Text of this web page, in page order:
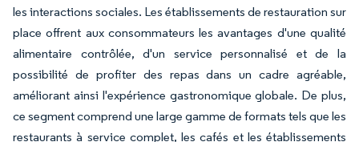
les interactions sociales. Les établissements de restauration sur
place offrent aux consommateurs les avantages d'une qualité
alimentaire contrôlée, d'un service personnalisé et de la
possibilité de profiter des repas dans un cadre agréable,
améliorant ainsi l'expérience gastronomique globale. De plus,
ce segment comprend une large gamme de formats tels que les
restaurants à service complet, les cafés et les établissements